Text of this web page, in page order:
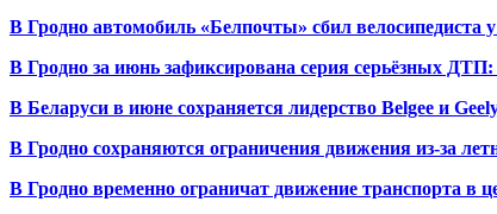
В Гродно автомобиль «Белпочты» сбил велосипедиста
В Гродно за июнь зафиксирована серия серьёзных
В Беларуси в июне сохраняется лидерство Belgee и
В Гродно сохраняются ограничения движения из-за
В Гродно временно ограничат движение транспорта в